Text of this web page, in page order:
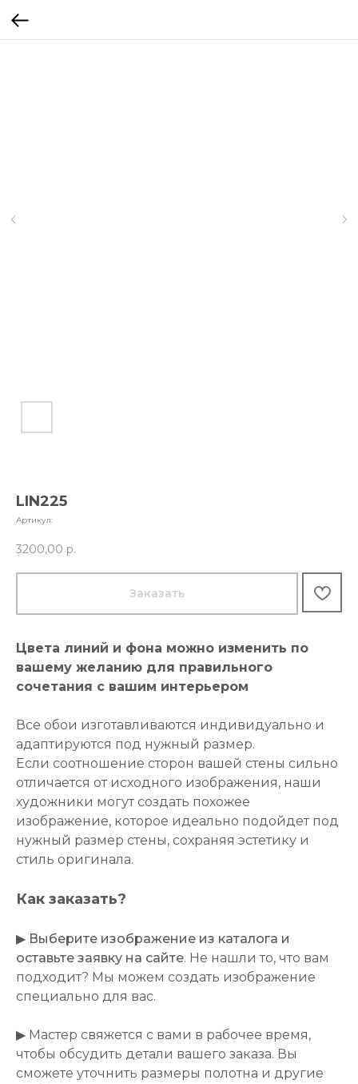
LIN225
Артикул:
3200,00 р.
Заказать
Цвета линий и фона можно изменить по
вашему желанию для правильного
сочетания с вашим интерьером
Все обои изготавливаются индивидуально и
адаптируются под нужный размер.
Если соотношение сторон вашей стены сильно
отличается от исходного изображения, наши
художники могут создать похожее
изображение, которое идеально подойдет под
нужный размер стены, сохраняя эстетику и
стиль оригинала.
Как заказать?
▶ Выберите изображение из каталога и
оставьте заявку на сайте. Не нашли то, что вам
подходит? Мы можем создать изображение
специально для вас.
▶ Мастер свяжется с вами в рабочее время,
чтобы обсудить детали вашего заказа. Вы
сможете уточнить размеры полотна и другие